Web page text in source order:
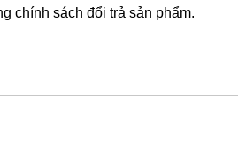
chính sách đổi trả sản phẩm.